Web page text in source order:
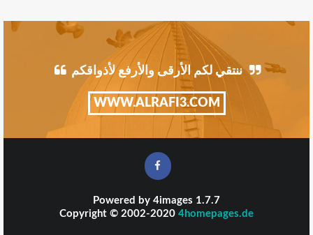
ننتقي لكم الأرقى والأرفع لأذواقكم
WWW.ALRAFI3.COM
Powered by 4images 1.7.7
Copyright © 2002-2020 4homepages.de